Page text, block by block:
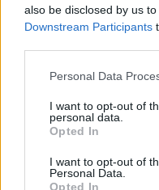
also be disclosed by us
Downstream Participants
Personal Data
I want to opt-out of
personal data.
Opted In
I want to opt-out of
Personal Data.
Opted In
Máte